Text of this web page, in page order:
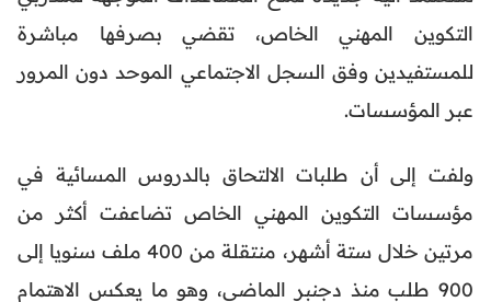
التكوين المهني الخاص، تقضي بصرفها مباشرة
للمستفيدين وفق السجل الاجتماعي الموحد دون المرور
عبر المؤسسات.
ولفت إلى أن طلبات الالتحاق بالدروس المسائية في
مؤسسات التكوين المهني الخاص تضاعفت أكثر من
مرتين خلال ستة أشهر، منتقلة من 400 ملف سنويا إلى
900 طلب منذ دجنبر الماضي، وهو ما يعكس الاهتمام